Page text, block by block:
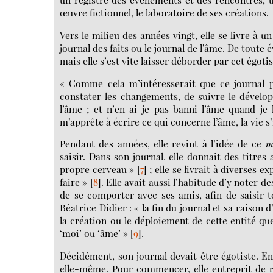
œuvre fictionnel, le laboratoire de ses créations.
Vers le milieu des années vingt, elle se livre à
journal des faits ou le journal de l’âme. De
mais elle s’est vite laisser déborder par cet
« Comme cela m’intéresserait que ce
constater les changements, de suivre le
l’âme ; et n’en ai-je pas banni l’âme quand
m’apprête à écrire ce qui concerne l’âme, la vie
Pendant des années, elle revint à l’idée de ce
saisir. Dans son journal, elle donnait des titres
propre cerveau » [7] ; elle se livrait à diverses
faire » [8]. Elle avait aussi l’habitude d’y noter
de se comporter avec ses amis, afin de saisir
Béatrice Didier : « la fin du journal et sa raison
la création ou le déploiement de cette entité
‘moi’ ou ‘âme’ » [9].
Décidément, son journal devait être égotiste.
elle-même. Pour commencer, elle entreprit de